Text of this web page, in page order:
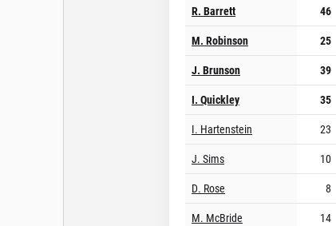
R. Barrett
46
M. Robinson
25
J. Brunson
39
I. Quickley
35
I. Hartenstein
23
J. Sims
10
D. Rose
8
M. McBride
14